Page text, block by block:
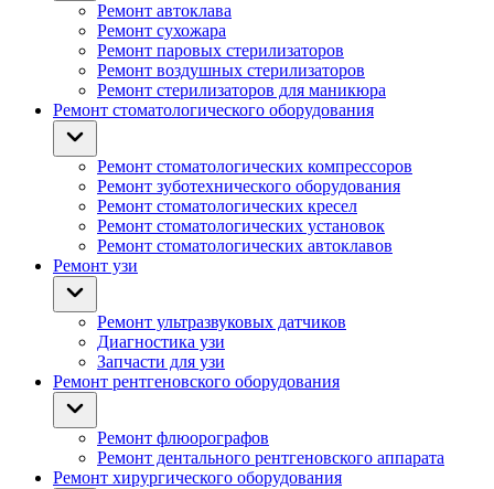
Ремонт автоклава
Ремонт сухожара
Ремонт паровых стерилизаторов
Ремонт воздушных стерилизаторов
Ремонт стерилизаторов для маникюра
Ремонт стоматологического оборудования
Ремонт стоматологических компрессоров
Ремонт зуботехнического оборудования
Ремонт стоматологических кресел
Ремонт стоматологических установок
Ремонт стоматологических автоклавов
Ремонт узи
Ремонт ультразвуковых датчиков
Диагностика узи
Запчасти для узи
Ремонт рентгеновского оборудования
Ремонт флюорографов
Ремонт дентального рентгеновского аппарата
Ремонт хирургического оборудования